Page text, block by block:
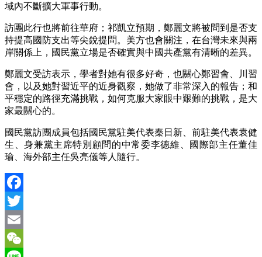
域內不斷擴大軍事行動。
訪團此行也將前往華府；祁凱立預期，鄭麗文將被問到是否支
持提高國防支出等尖銳提問。美方也會關注，在台灣未來與兩
岸關係上，國民黨立場是否確實與中國共產黨有清晰的差異。
鄭麗文受訪表示，學者對她有很多好奇，也關心鄭習會、川習
會，以及她對習近平的近身觀察，她做了非常深入的報告；和
平穩定的路徑充滿挑戰，如何克服大家眼中艱難的挑戰，是大
家最關心的。
國民黨訪團成員包括國民黨駐美代表秦日新、前駐美代表袁健
生、身兼黨主席特別顧問的中常委李德維、國際部主任董佳
瑜、海外部主任吳亮儀等人隨行。
Facebook
Twitter
Email